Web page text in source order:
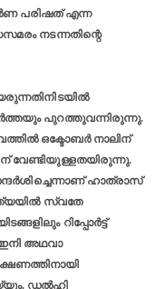
പരിഷത് എന്ന
നടന്നതിന്റെ
പുറത്തുവന്നിരുന്നു.
ഒക്ടോബര്‍ നാലിന്
വേണ്ടിയുള്ളതയിരുന്നു.
ഹാത്രാസ്
സ്വതേ
റിപ്പോര്‍ട്ട്
അഥവാ
ഡല്‍ഹി